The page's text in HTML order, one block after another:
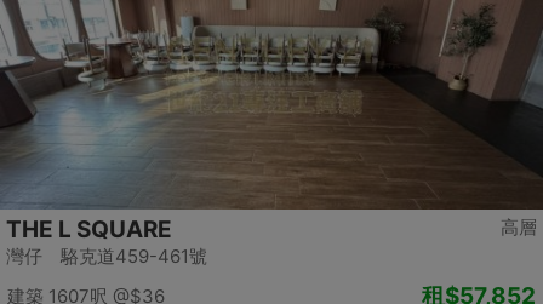
高層
THE L SQUARE
灣仔 駱克道459-461號
建築 1607呎 @$36
租$57,852